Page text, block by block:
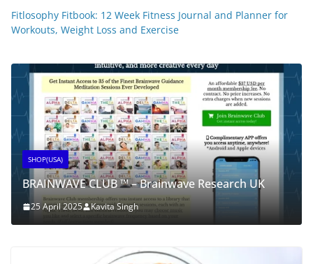
Fitlosophy Fitbook: 12 Week Fitness Journal and Planner for
Workouts, Weight Loss and Exercise
SHOP(USA)
SynaBoost
25 April 2025 Kavita Singh